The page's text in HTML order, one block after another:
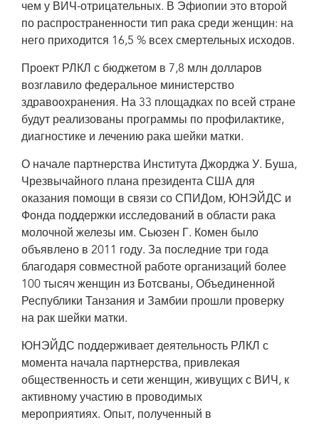
многосекторного подхода в ускорении прогресса по искоренению рака
медицинских наук Аддис-Абебского университета; первая леди; министр
здравоохранения; Лиза Карти, директор отделения ЮНЭЙДС по развитию
лента — красная лента»; Пьер М'Пеле-Килебу, представитель Эфиопии во
Всемирной организации здравоохранения.
чем у ВИЧ-отрицательных. В Эфиопии это второй
по распространенности тип рака среди женщин: на
него приходится 16,5 % всех смертельных исходов.
Проект РЛКЛ с бюджетом в 7,8 млн долларов
возглавило федеральное министерство
здравоохранения. На 33 площадках по всей стране
будут реализованы программы по профилактике,
диагностике и лечению рака шейки матки.
О начале партнерства Института Джорджа У. Буша,
Чрезвычайного плана президента США для
оказания помощи в связи со СПИДом, ЮНЭЙДС и
Фонда поддержки исследований в области рака
молочной железы им. Сьюзен Г. Комен было
объявлено в 2011 году. За последние три года
благодаря совместной работе организаций более
100 тысяч женщин из Ботсваны, Объединенной
Республики Танзания и Замбии прошли проверку
на рак шейки матки.
ЮНЭЙДС поддерживает деятельность РЛКЛ с
момента начала партнерства, привлекая
общественность и сети женщин, живущих с ВИЧ, к
активному участию в проводимых
мероприятиях. Опыт, полученный в